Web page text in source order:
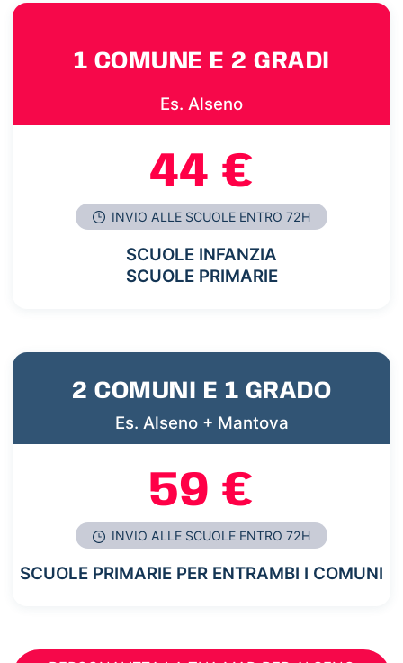
1 COMUNE E 2 GRADI
Es. Alseno
44 €
INVIO ALLE SCUOLE ENTRO 72H
SCUOLE INFANZIA
SCUOLE PRIMARIE
2 COMUNI E 1 GRADO
Es. Alseno + Mantova
59 €
INVIO ALLE SCUOLE ENTRO 72H
SCUOLE PRIMARIE PER ENTRAMBI I COMUNI